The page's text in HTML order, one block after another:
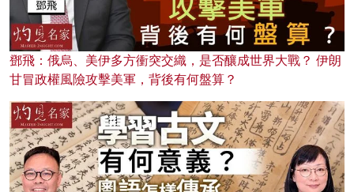
鄧飛：俄烏、美伊多方衝突交織，是否釀成世界大戰？ 伊朗
甘冒政權風險攻擊美軍，背後有何盤算？